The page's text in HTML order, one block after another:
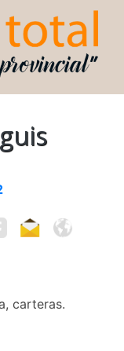
carteras.